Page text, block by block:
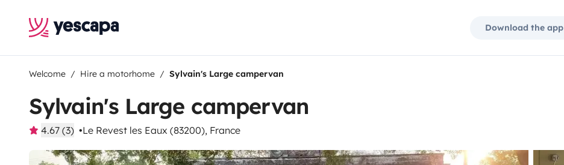
Download the app
Welcome Hire a motorhome Sylvain's Large campervan
Sylvain's Large campervan
4.67 (3) Le Revest les Eaux (83200), France